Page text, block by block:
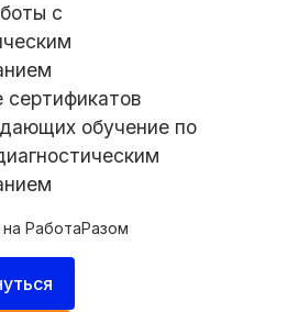
с
сертификатов
обучение по
РаботаРазом